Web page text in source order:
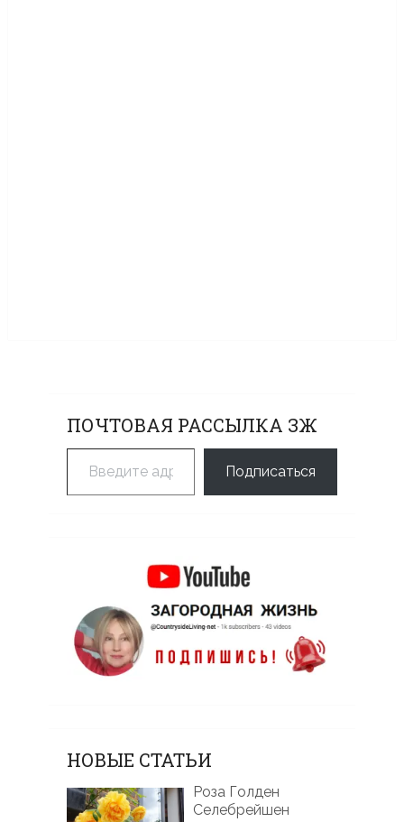
ПОЧТОВАЯ РАССЫЛКА ЗЖ
Введите адрес электронной почты…
Подписаться
НОВЫЕ СТАТЬИ
Роза Голден
Селебрейшен